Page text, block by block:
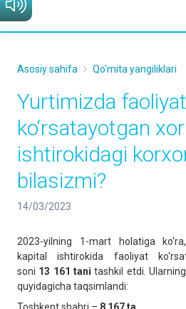
Asosiy sahifa Qo'mita yangiliklari
Yurtimizda faoliyat
ko‘rsatayotgan
ishtirokidagi
bilasizmi?
14/03/2023
2023-yilning 1-mart holatiga
kapital ishtirokida faoliyat
soni 13 161 tani tashkil etdi.
quyidagicha taqsimlandi: